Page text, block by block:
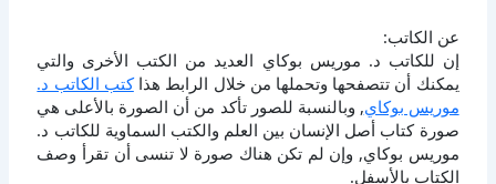
عن الكاتب:
إن للكاتب د. موريس بوكاي العديد من الكتب الأخرى والتي
يمكنك أن تتصفحها وتحملها من خلال الرابط هذاكتب الكاتب د.
موريس بوكاي, وبالنسبة للصور تأكد من أن الصورة بالأعلى هي
صورة كتاب أصل الإنسان بين العلم والكتب السماوية للكاتب د.
موريس بوكاي, وإن لم تكن هناك صورة لا تنسى أن تقرأ وصف
الكتاب بالأسفل.